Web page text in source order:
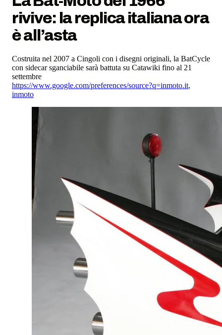
rivive: la replica italiana ora
è all’asta
Costruita nel 2007 a Cingoli con i disegni originali, la BatCycle
con sidecar sganciabile sarà battuta su Catawiki fino al 21
settembre
https://www.google.com/preferences/source?q=inmoto.it,
inmoto